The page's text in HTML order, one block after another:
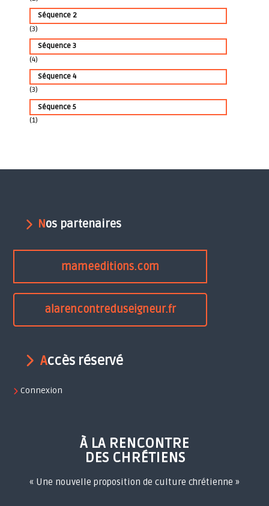
Séquence 2
(3)
Séquence 3
(4)
Séquence 4
(3)
Séquence 5
(1)
Nos partenaires
mameeditions.com
alarencontreduseigneur.fr
Accès réservé
Connexion
À LA RENCONTRE
DES CHRÉTIENS
« Une nouvelle proposition de culture chrétienne »